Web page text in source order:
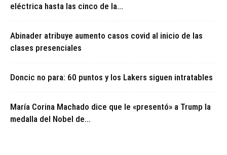
eléctrica hasta las cinco de la...
Abinader atribuye aumento casos covid al inicio de las
clases presenciales
Doncic no para: 60 puntos y los Lakers siguen intratables
María Corina Machado dice que le «presentó» a Trump la
medalla del Nobel de...